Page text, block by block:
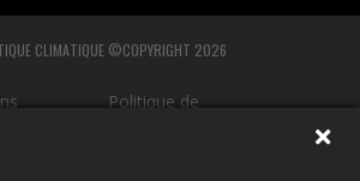
CLIMATIQUE ©COPYRIGHT 2026
Politique de